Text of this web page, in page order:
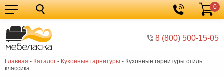
8 (800) 500-15-05
Корзина
0
Главная - Каталог - Кухонные гарнитуры - Кухонные гарнитуры стиль
классика
Кухонные
гарнитуры
Мебель
для
кухни
Мебель
для
Кровати